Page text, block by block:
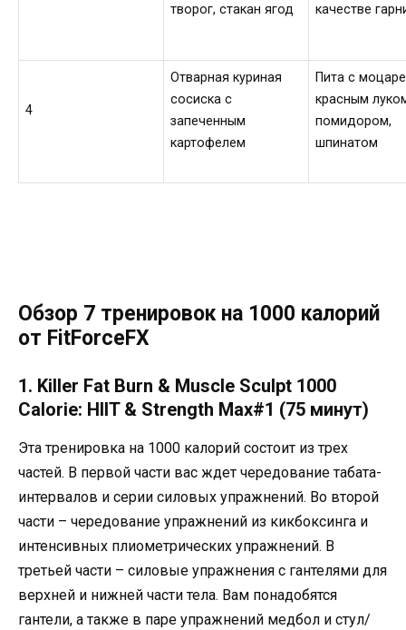
творог, стакан ягод
качестве
4
Отварная куриная
сосиска с
запеченным
картофелем
Пита с
красным
помидором,
шпинатом
Обзор 7 тренировок на 1000 калорий
от FitForceFX
1. Killer Fat Burn & Muscle Sculpt 1000
Calorie: HIIT & Strength Max#1 (75 минут)
Эта тренировка на 1000 калорий состоит из трех
частей. В первой части вас ждет чередование табата-
интервалов и серии силовых упражнений. Во второй
части – чередование упражнений из кикбоксинга и
интенсивных плиометрических упражнений. В
третьей части – силовые упражнения с гантелями для
верхней и нижней части тела. Вам понадобятся
гантели, а также в паре упражнений медбол и стул/